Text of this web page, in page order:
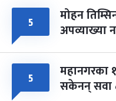
५ मोहन
अपव्याख्या
५ महानगरका
सकेनन् सवा